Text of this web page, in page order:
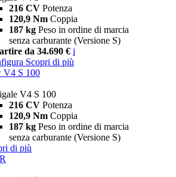
216 CV Potenza
120,9 Nm Coppia
187 kg Peso in ordine di marcia
senza carburante (Versione S)
da 34.690 € i
Scopri di più
V4 S 100
V4 S 100
216 CV Potenza
120,9 Nm Coppia
187 kg Peso in ordine di marcia
senza carburante (Versione S)
di più